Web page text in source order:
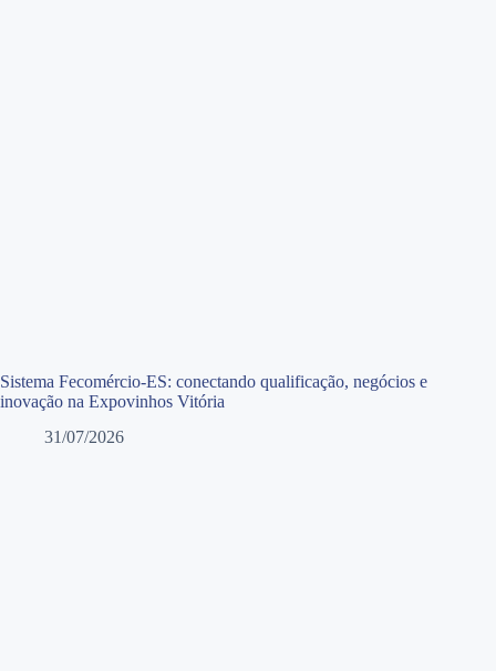
Sistema Fecomércio-ES: conectando qualificação, negócios e
inovação na Expovinhos Vitória
31/07/2026